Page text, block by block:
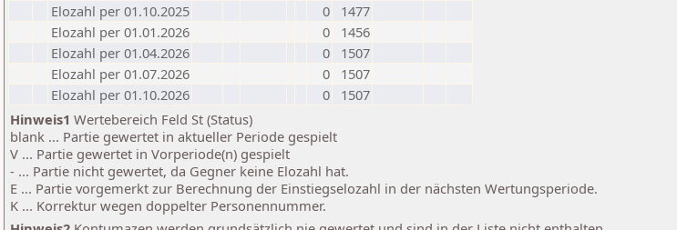
Elozahl per 01.10.2025
0
1477
Elozahl per 01.01.2026
0
1456
Elozahl per 01.04.2026
0
1507
Elozahl per 01.07.2026
0
1507
Elozahl per 01.10.2026
0
1507
Hinweis1 Wertebereich Feld St (Status)
blank ... Partie gewertet in aktueller Periode gespielt
V ... Partie gewertet in Vorperiode(n) gespielt
- ... Partie nicht gewertet, da Gegner keine Elozahl hat.
E ... Partie vorgemerkt zur Berechnung der Einstiegselozahl in der nächsten Wertungsperiode.
K ... Korrektur wegen doppelter Personennummer.